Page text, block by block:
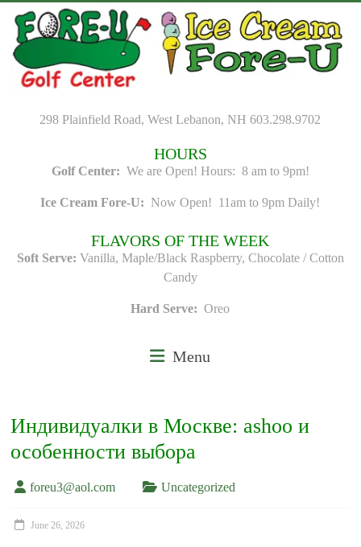
content
298 Plainfield Road, West Lebanon, NH 603.298.9702
HOURS
Golf Center: We are Open! Hours: 8 am to 9pm!
Ice Cream Fore-U: Now Open! 11am to 9pm Daily!
FLAVORS OF THE WEEK
Soft Serve: Vanilla, Maple/Black Raspberry, Chocolate / Cotton
Candy
Hard Serve: Oreo
Menu
Индивидуалки в Москве: ashoo и
особенности выбора
foreu3@aol.com Uncategorized
June 26, 2026